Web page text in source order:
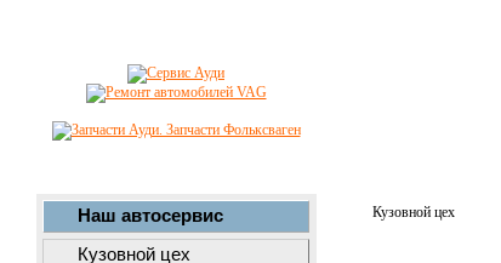
Наш автосервис
Кузовной цех
Кузовной цех